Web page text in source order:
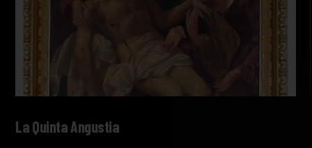
La Quinta Angustia